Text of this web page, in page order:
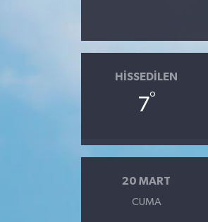
HISSEDILEN
7°
20 MART
CUMA